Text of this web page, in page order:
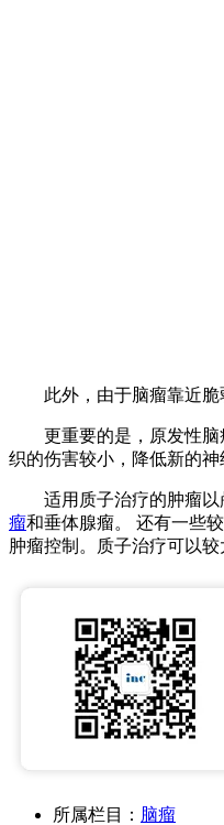
此外，由于脑瘤靠近脆弱
更重要的是，原发性脑瘤
织的伤害较小，降低新的
适用质子治疗的肿瘤以颅
瘤和垂体腺瘤。 还有一些
肿瘤控制。质子治疗可以
所属栏目： 脑瘤